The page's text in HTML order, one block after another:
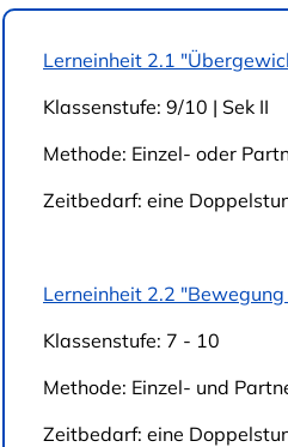
Lerneinheit 2.1
Klassenstufe: 9/10 | Sek II
Methode: Einzel- oder
Zeitbedarf: eine
Lerneinheit 2.2
Klassenstufe: 7 - 10
Methode: Einzel- und
Zeitbedarf: eine